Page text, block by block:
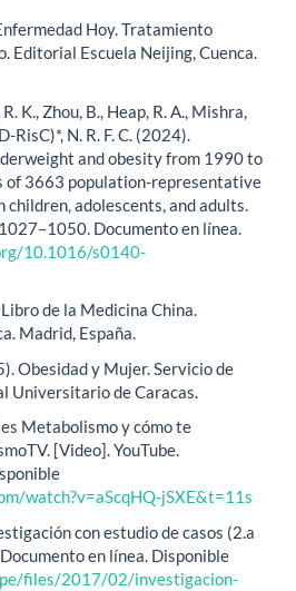
Hoy. Tratamiento
Editorial Escuela Neijing, Cuenca.
K., Zhou, B., Heap, R. A., Mishra,
RisC)*, N. R. F. C. (2024).
and obesity from 1990 to
of 3663 population-representative
adolescents, and adults.
Documento en línea.
10.1016/s0140-
de la Medicina China.
Madrid, España.
Obesidad y Mujer. Servicio de
Universitario de Caracas.
Metabolismo y cómo te
[Video]. YouTube.
watch?v=aScqHQ-jSXE&t=11s
con estudio de casos (2.a
en línea. Disponible
files/2017/02/investigacion-